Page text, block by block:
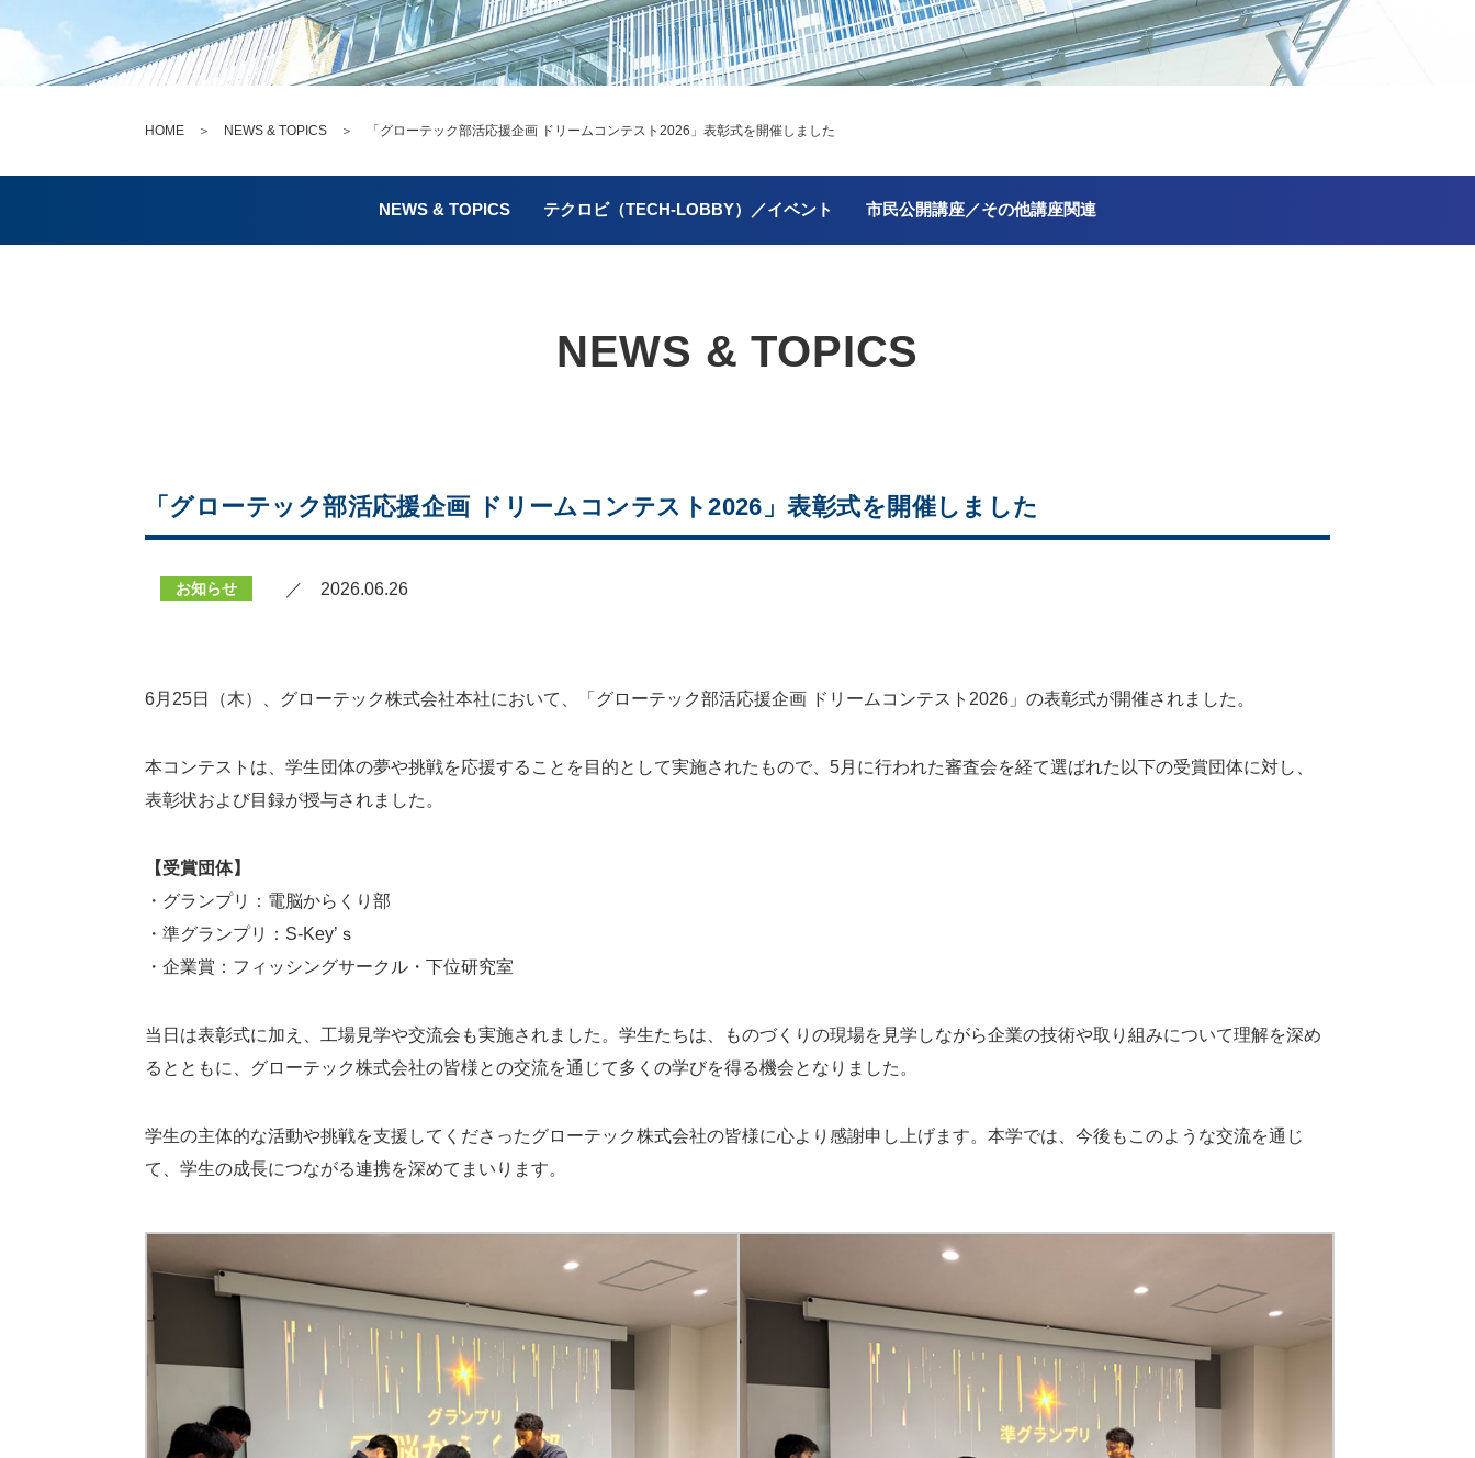
HOME ＞ NEWS & TOPICS ＞ 「グローテック部活応援企画 ドリームコンテスト2026」表彰式を開催しました
NEWS & TOPICS テクロビ（TECH-LOBBY）／イベント 市民公開講座／その他講座関連
NEWS & TOPICS
「グローテック部活応援企画 ドリームコンテスト2026」表彰式を開催しました
お知らせ ／ 2026.06.26
6月25日（木）、グローテック株式会社本社において、「グローテック部活応援企画 ドリームコンテスト2026」の表彰式が開催されました。
本コンテストは、学生団体の夢や挑戦を応援することを目的として実施されたもので、5月に行われた審査会を経て選ばれた以下の受賞団体に対し、
表彰状および目録が授与されました。
【受賞団体】
・グランプリ：電脳からくり部
・準グランプリ：S-Key’ｓ
・企業賞：フィッシングサークル・下位研究室
当日は表彰式に加え、工場見学や交流会も実施されました。学生たちは、ものづくりの現場を見学しながら企業の技術や取り組みについて理解を深め
るとともに、グローテック株式会社の皆様との交流を通じて多くの学びを得る機会となりました。
学生の主体的な活動や挑戦を支援してくださったグローテック株式会社の皆様に心より感謝申し上げます。本学では、今後もこのような交流を通じ
て、学生の成長につながる連携を深めてまいります。